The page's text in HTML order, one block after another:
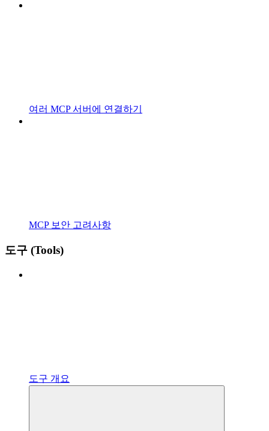
여러 MCP 서버에 연결하기
MCP 보안 고려사항
도구 (Tools)
도구 개요